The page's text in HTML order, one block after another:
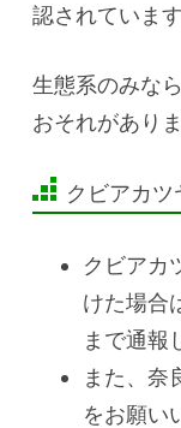
認されています
生態系のみな
おそれがあり
クビアカ
クビアカ
けた場合
まで通報
また、奈
をお願い